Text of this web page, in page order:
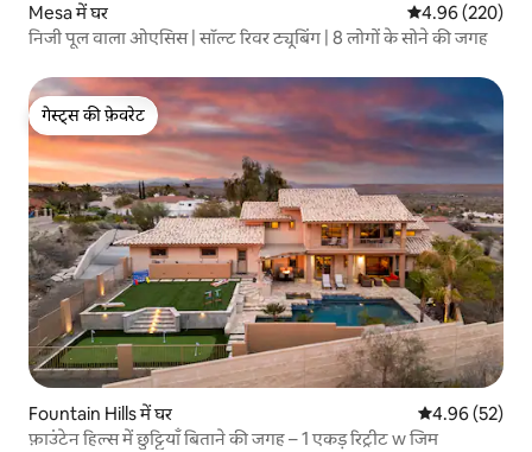
Mesa में घर औसत रेटिंग 5 में से
4.96 (220)
निजी पूल वाला ओएसिस | सॉल्ट रिवर ट्यूबिंग | 8 लोगों के सोने की जगह
गेस्ट्स की फ़ेवरेट
गेस्ट्स की फ़ेवरेट
Fountain Hills में घर औसत रेटिंग 5 में
4.96 (52)
फ़ाउंटेन हिल्स में छुट्टियाँ बिताने की जगह – 1 एकड़ रिट्रीट w जिम